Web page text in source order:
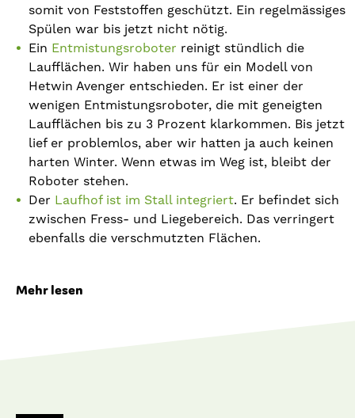
somit von Feststoffen geschützt. Ein regelmässiges
Spülen war bis jetzt nicht nötig.
Ein Entmistungsroboter reinigt stündlich die
Laufflächen. Wir haben uns für ein Modell von
Hetwin Avenger entschieden. Er ist einer der
wenigen Entmistungsroboter, die mit geneigten
Laufflächen bis zu 3 Prozent klarkommen. Bis jetzt
lief er problemlos, aber wir hatten ja auch keinen
harten Winter. Wenn etwas im Weg ist, bleibt der
Roboter stehen.
Der Laufhof ist im Stall integriert. Er befindet sich
zwischen Fress- und Liegebereich. Das verringert
ebenfalls die verschmutzten Flächen.
Mehr lesen